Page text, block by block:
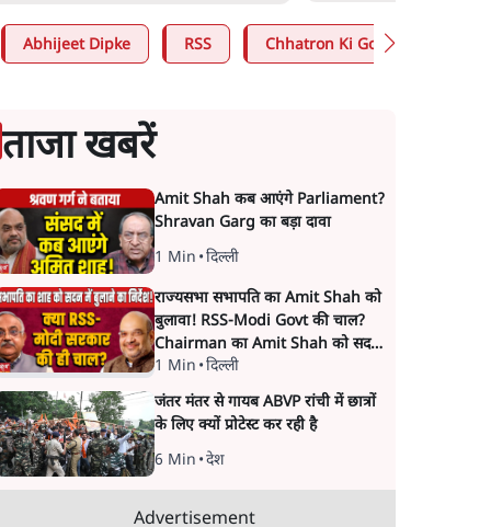
Abhijeet Dipke RSS Chhatron Ki Goonj
ताजा खबरें
Amit Shah कब आएंगे Parliament?
Shravan Garg का बड़ा दावा
1 Min •दिल्ली
राज्यसभा सभापति का Amit Shah को
बुलावा! RSS-Modi Govt की चाल?
Chairman का Amit Shah को सदन
में बयान देने का संकेत क्यों? Senior
journalist Vinod Agnihotri ने इसे
Modi Government और RSS की
संभावित strategy से जोड़कर बड़ा
सवाल उठाया है।
1 Min •दिल्ली
जंतर मंतर से गायब ABVP रांची में छात्रों
के लिए क्यों प्रोटेस्ट कर रही है
6 Min •देश
Advertisement